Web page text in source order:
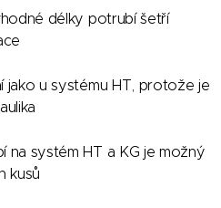
délky potrubí šetří
jako u systému HT, protože je
na systém HT a KG je možný
kusů